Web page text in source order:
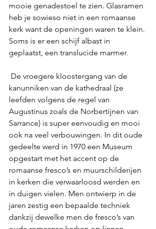
mooie genadestoel te zien. Glasramen
heb je sowieso niet in een romaanse
kerk want de openingen waren te klein.
Soms is er een schijf albast in
geplaatst, een translucide marmer.
kanunniken van de kathedraal (ze
leefden volgens de regel van
Augustinus zoals de Norbertijnen van
Sarrance) is super eenvoudig en mooi
ook na veel verbouwingen. In dit oude
gedeelte werd in 1970 een Museum
opgestart met het accent op de
romaanse fresco’s en muurschilderijen
in kerken die verwaarloosd werden en
in duigen vielen. Men ontwierp in de
jaren zestig een bepaalde techniek
dankzij dewelke men de fresco’s van